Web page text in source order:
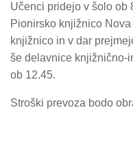
Učenci pridejo v šolo ob
Pionirsko knjižnico
knjižnico in v dar
še delavnice knjižnično-
ob 12.45.
Stroški prevoza bodo